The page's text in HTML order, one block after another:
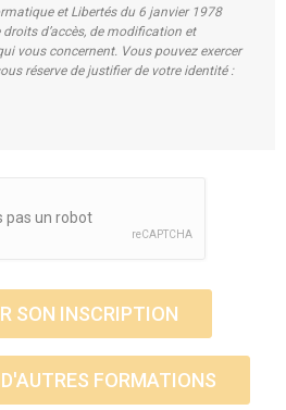
et Libertés du 6 janvier 1978
d’accès, de modification et
vous concernent. Vous pouvez exercer
réserve de justifier de votre identité :
FORMATIONS